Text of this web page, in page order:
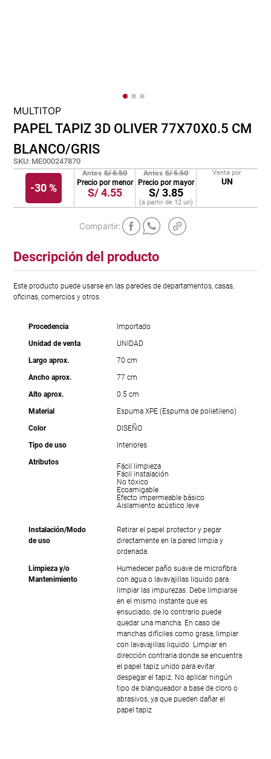
MULTITOP
PAPEL TAPIZ 3D OLIVER 77X70X0.5 CM
BLANCO/GRIS
SKU: ME000247870
-30 %
Antes S/6.50
Precio por menor
S/4.55
Antes S/5.50
Precio por mayor
S/3.85
(a partir de 12 un)
Venta por
UN
Descripción del producto
Este producto puede usarse en las paredes de departamentos, casas,
oficinas, comercios y otros.
Procedencia
Importado
Unidad de venta
UNIDAD
Largo aprox.
70 cm
Ancho aprox.
77 cm
Alto aprox.
0.5 cm
Material
Espuma XPE (Espuma de polietileno)
Color
DISEÑO
Tipo de uso
Interiores
Atributos
Fácil limpieza
Fácil instalación
No tóxico
Ecoamigable
Efecto impermeable básico
Aislamiento acústico leve
Instalación/Modo
de uso
Retirar el papel protector y pegar
directamente en la pared limpia y
ordenada.
Limpieza y/o
Mantenimiento
Humedecer paño suave de microfibra
con agua o lavavajillas liquido para
limpiar las impurezas. Debe limpiarse
en el mismo instante que es
ensuciado, de lo contrario puede
quedar una mancha. En caso de
manchas difíciles como grasa, limpiar
con lavavajillas liquido. Limpiar en
dirección contraria donde se encuentra
el papel tapiz unido para evitar
despegar el tapiz. No aplicar ningún
tipo de blanqueador a base de cloro o
abrasivos, ya que pueden dañar el
papel tapiz